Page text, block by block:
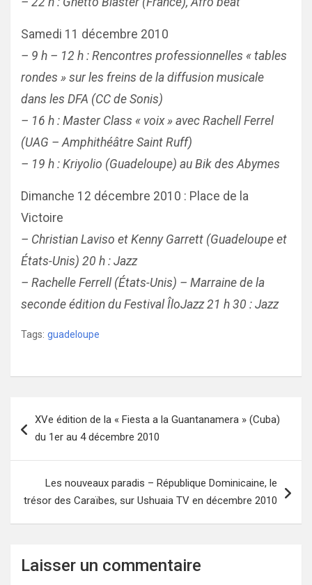
Samedi 11 décembre 2010
– 9 h – 12 h : Rencontres professionnelles « tables
rondes » sur les freins de la diffusion musicale
dans les DFA (CC de Sonis)
– 16 h : Master Class « voix » avec Rachell Ferrel
(UAG – Amphithéâtre Saint Ruff)
– 19 h : Kriyolio (Guadeloupe) au Bik des Abymes
Dimanche 12 décembre 2010 : Place de la
Victoire
– Christian Laviso et Kenny Garrett (Guadeloupe et
États-Unis) 20 h : Jazz
– Rachelle Ferrell (États-Unis) – Marraine de la
seconde édition du Festival ÎloJazz 21 h 30 : Jazz
Tags: guadeloupe
de
XVe édition de la « Fiesta a la Guantanamera » (Cuba)
du 1er au 4 décembre 2010
Les nouveaux paradis – République Dominicaine, le
trésor des Caraïbes, sur Ushuaia TV en décembre 2010
Laisser un commentaire